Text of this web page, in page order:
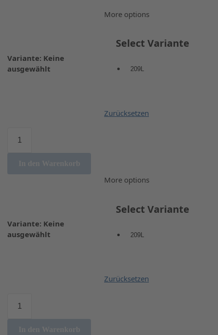
Variante: Keine
ausgewählt
More options
Select Variante
209L
Zurücksetzen
Variante: Keine
ausgewählt
More options
Select Variante
209L
Zurücksetzen